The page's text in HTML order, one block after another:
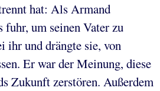
hat: Als Armand
fuhr, um seinen Vater zu
ihr und drängte sie, von
Er war der Meinung, diese
Zukunft zerstören. Außerdem